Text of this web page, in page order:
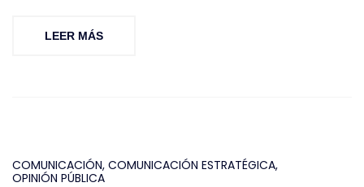
LEER MÁS
COMUNICACIÓN, COMUNICACIÓN ESTRATÉGICA,
OPINIÓN PÚBLICA